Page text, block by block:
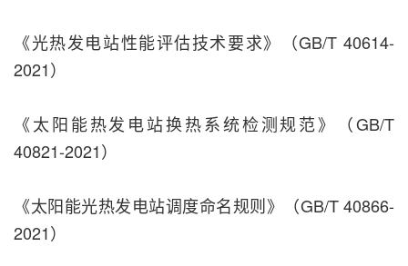
《光热发电站性能评估技术要求》（GB/T 40614-
2021）
《太阳能热发电站换热系统检测规范》（GB/T
40821-2021）
《太阳能光热发电站调度命名规则》（GB/T 40866-
2021）